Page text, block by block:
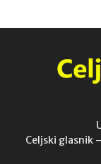
Celjski glasnik